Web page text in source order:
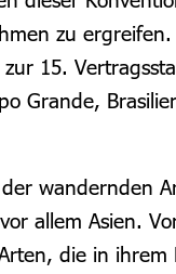
zu
15.
Grande,
wandernden
allem Asien.
die in ihrem